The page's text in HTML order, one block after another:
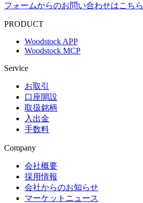
フォームからのお問い合わせはこちら
PRODUCT
Woodstock APP
Woodstock MCP
Service
お取引
口座開設
取扱銘柄
入出金
手数料
Company
会社概要
採用情報
会社からのお知らせ
マーケットニュース